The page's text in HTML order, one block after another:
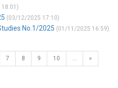
(03/12/2025 17:10)
No.1/2025 (01/11/2025 16:59)
7 8 9 10 … »